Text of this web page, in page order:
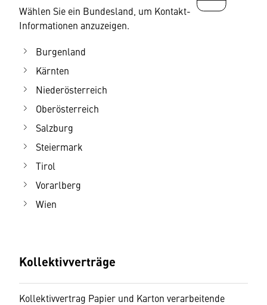
Wählen Sie ein Bundesland, um Kontakt-
Informationen anzuzeigen.
Burgenland
Kärnten
Niederösterreich
Oberösterreich
Salzburg
Steiermark
Tirol
Vorarlberg
Wien
Kollektivverträge
Kollektivvertrag Papier und Karton verarbeitende